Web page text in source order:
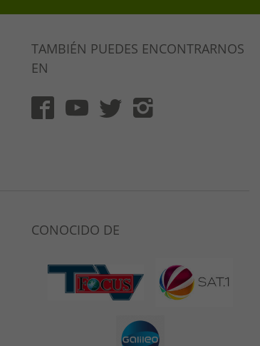
TAMBIÉN PUEDES ENCONTRARNOS
EN
CONOCIDO DE